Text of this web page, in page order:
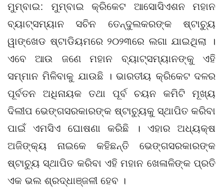
ମୁମ୍ବାଇ: ମୁମ୍ବାଇ କ୍ରିକେଟ ଆସୋସିଏଶନ ମହାନ
ବ୍ୟାଟ୍ସମ୍ୟାନ ସଚିନ ତେନ୍ଦୁଲକରଙ୍କ ଷ୍ଟାଚ୍ୟୁ
ୱାଙ୍ଖେଡ ଷ୍ଟାଡିୟମରେ ୨୦୨୩ରେ ଲଗା ଯାଇଥିଲା ।
ଏବେ ଆଉ ଜଣେ ମହାନ ବ୍ୟାଟ୍ସମ୍ୟାନଙ୍କୁ ଏହି
ସମ୍ମାନ ମିଳିବାକୁ ଯାଉଛି । ଭାରତୀୟ କ୍ରିକେଟ ଦଳର
ପୂର୍ବତନ ଅଧିନାୟକ ତଥା ପୂର୍ବ ଚୟନ କମିଟି ମୂଖ୍ୟ
ଦିଲୀପ ଭେଙ୍ଗସରକାରଙ୍କ ଷ୍ଟାଚ୍ୟୁକୁ ସ୍ଥାପିତ କରିବା
ପାଇଁ ଏମସିଏ ଘୋଷଣା କରିଛି । ଏହାର ଅଧ୍ୟକ୍ଷ
ଅଜିଙ୍କ୍ୟ ନାଇକେ କହିଛନ୍ତି ଭେଙ୍ଗସରକାରଙ୍କ
ଷ୍ଟାଚ୍ୟୁ ସ୍ଥାପିତ କରିବା ଏହି ମହାନ ଖେଳାଳିଙ୍କ ପ୍ରତି
ଏକ ଭଲ ଶ୍ରଦ୍ଧାଞ୍ଜଳୀ ହେବ ।